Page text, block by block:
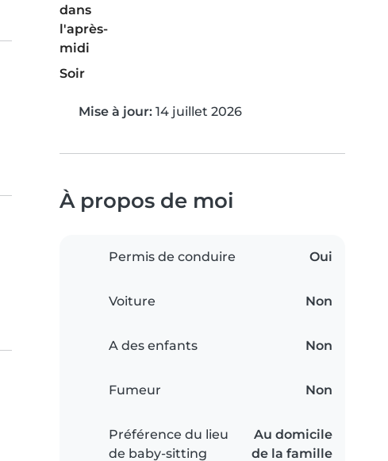
dans
l'après-
midi
Soir
Mise à jour: 14 juillet 2026
À propos de moi
Permis de conduire Oui
Voiture Non
A des enfants Non
Fumeur Non
Préférence du lieu
de baby-sitting
Au domicile
de la famille